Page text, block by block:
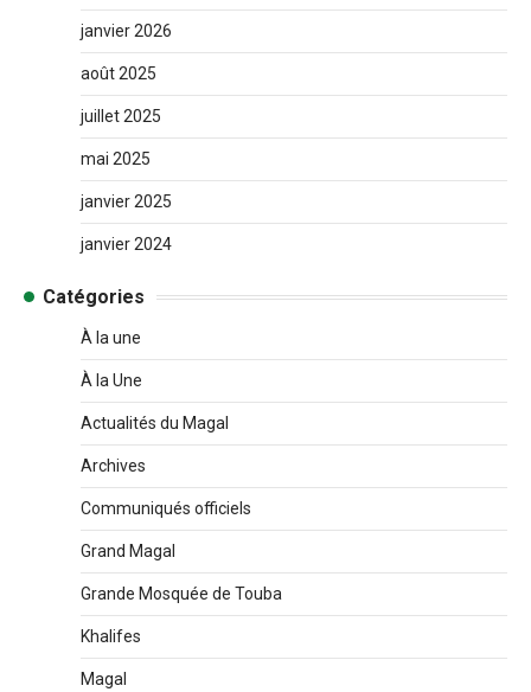
janvier 2026
août 2025
juillet 2025
mai 2025
janvier 2025
janvier 2024
Catégories
À la une
À la Une
Actualités du Magal
Archives
Communiqués officiels
Grand Magal
Grande Mosquée de Touba
Khalifes
Magal